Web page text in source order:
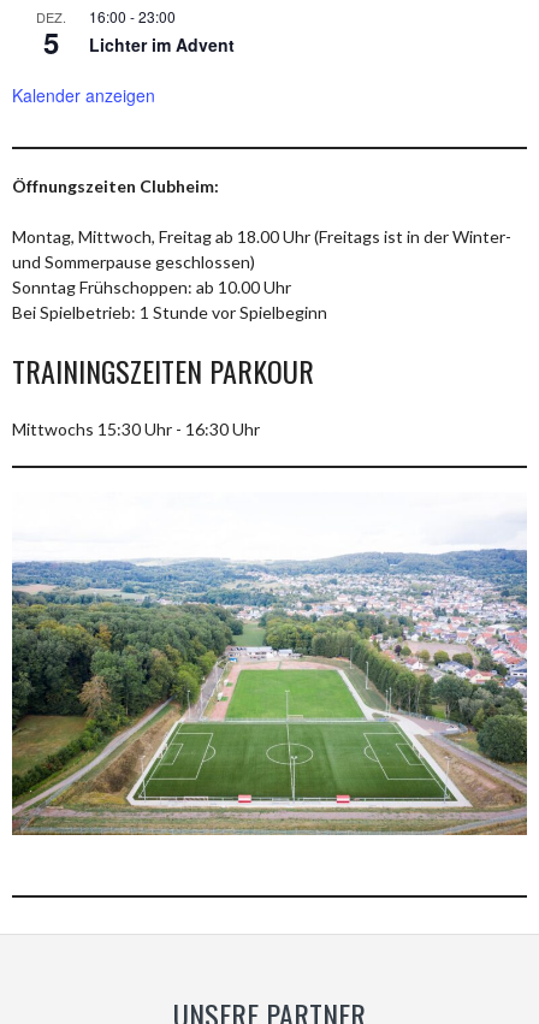
DEZ.
5
16:00 -23:00
Lichter im Advent
Kalender anzeigen
Öffnungszeiten Clubheim:
Montag, Mittwoch, Freitag ab 18.00 Uhr (Freitags ist in der Winter-
und Sommerpause geschlossen)
Sonntag Frühschoppen: ab 10.00 Uhr
Bei Spielbetrieb: 1 Stunde vor Spielbeginn
TRAININGSZEITEN PARKOUR
Mittwochs 15:30 Uhr - 16:30 Uhr
UNSERE PARTNER